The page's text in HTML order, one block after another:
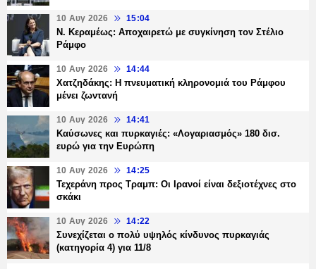
10 Αυγ 2026 15:04
Ν. Κεραμέως: Αποχαιρετώ με συγκίνηση τον Στέλιο
Ράμφο
10 Αυγ 2026 14:44
Χατζηδάκης: Η πνευματική κληρονομιά του Ράμφου
μένει ζωντανή
10 Αυγ 2026 14:41
Καύσωνες και πυρκαγιές: «Λογαριασμός» 180 δισ.
ευρώ για την Ευρώπη
10 Αυγ 2026 14:25
Τεχεράνη προς Τραμπ: Οι Ιρανοί είναι δεξιοτέχνες στο
σκάκι
10 Αυγ 2026 14:22
Συνεχίζεται ο πολύ υψηλός κίνδυνος πυρκαγιάς
(κατηγορία 4) για 11/8